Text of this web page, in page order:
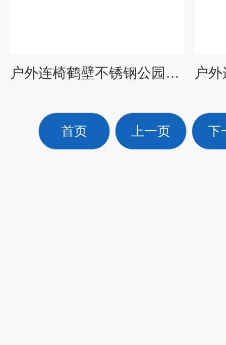
户外连椅鹤壁不锈钢公园椅 园林靠背连椅生产厂家 园林桌椅
首页 上一页 下